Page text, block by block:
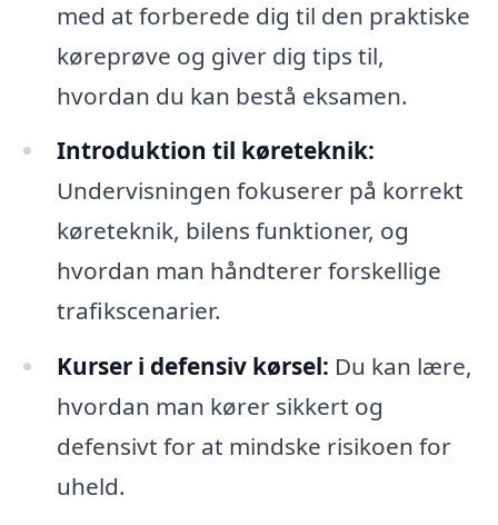
med at forberede dig til den praktiske
køreprøve og giver dig tips til,
hvordan du kan bestå eksamen.
Introduktion til køreteknik:
Undervisningen fokuserer på korrekt
køreteknik, bilens funktioner, og
hvordan man håndterer forskellige
trafikscenarier.
Kurser i defensiv kørsel: Du kan lære,
hvordan man kører sikkert og
defensivt for at mindske risikoen for
uheld.